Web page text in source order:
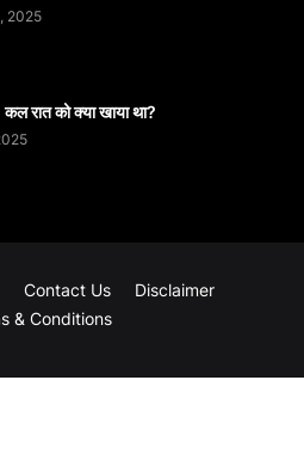
2025
रात को क्या खाया था?
Contact Us
Disclaimer
& Conditions